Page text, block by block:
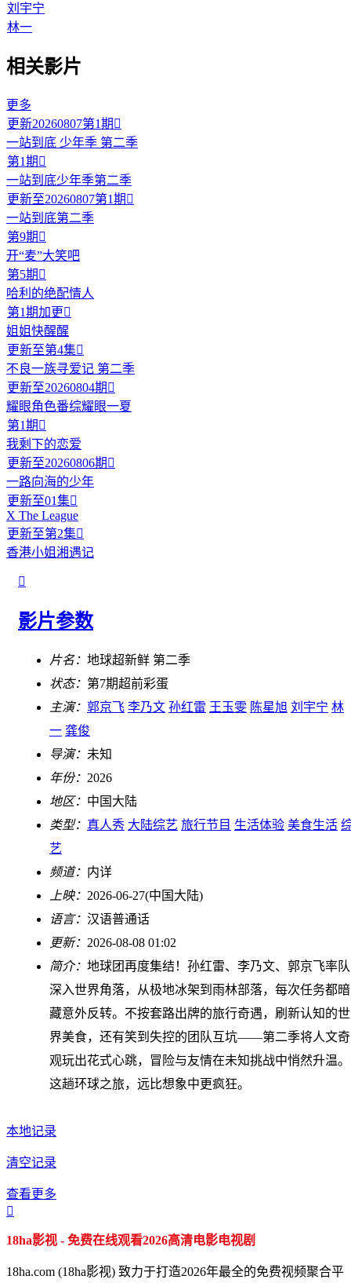
刘宇宁
林一
相关影片
更多
更新20260807第1期 
一站到底 少年季 第二季
第1期 
一站到底少年季第二季
更新至20260807第1期 
一站到底第二季
第9期 
开“麦”大笑吧
第5期 
哈利的绝配情人
第1期加更 
姐姐快醒醒
更新至第4集
不良一族寻爱记 第二季
更新至20260804期 
耀眼角色番综耀眼一夏
第1期 
我剩下的恋爱
更新至20260806期 
一路向海的少年
更新至01集
X The League
更新至第2集
香港小姐湘遇记

影片参数
片名： 地球超新鲜 第二季
状态： 第7期超前彩蛋
主演： 郭京飞 李乃文 孙红雷 王玉雯 陈星旭 刘宇宁 林
一 龚俊
导演： 未知
年份： 2026
地区： 中国大陆
类型： 真人秀 大陆综艺 旅行节目 生活体验 美食生活
艺
频道： 内详
上映： 2026-06-27(中国大陆)
语言： 汉语普通话
更新： 2026-08-08 01:02
简介： 地球团再度集结！孙红雷、李乃文、郭京飞率队
深入世界角落，从极地冰架到雨林部落，每次任务都暗
藏意外反转。不按套路出牌的旅行奇遇，刷新认知的世
界美食，还有笑到失控的团队互坑——第二季将人文奇
观玩出花式心跳，冒险与友情在未知挑战中悄然升温。
这趟环球之旅，远比想象中更疯狂。
本地记录
清空记录
查看更多

18ha影视 - 免费在线观看2026高清电影电视剧
18ha.com (18ha影视) 致力于打造2026年最全的免费视频聚合平